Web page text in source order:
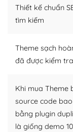
Dễ dàng tùy
WordPress là
khổng lồ được
Nếu bạn gặp
kiếm những
lời, giải đáp vấn
Thiết kế chuẩn
tìm kiếm
Theme sạch
đã được kiểm
Khi mua Theme
source code
bằng plugin
là giống demo